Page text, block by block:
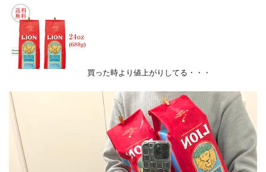
買った時より値上がりしてる・・・